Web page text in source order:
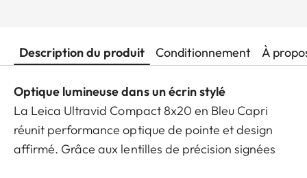
Description du produit Conditionnement À
Optique lumineuse dans un écrin stylé
La Leica Ultravid Compact 8x20 en Bleu Capri
réunit performance optique de pointe et design
affirmé. Grâce aux lentilles de précision signées